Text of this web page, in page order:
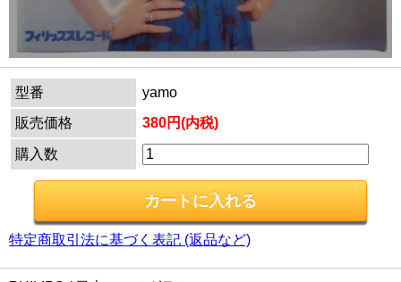
型番
yamo
販売価格
380円(内税)
購入数
特定商取引法に基づく表記 (返品など)